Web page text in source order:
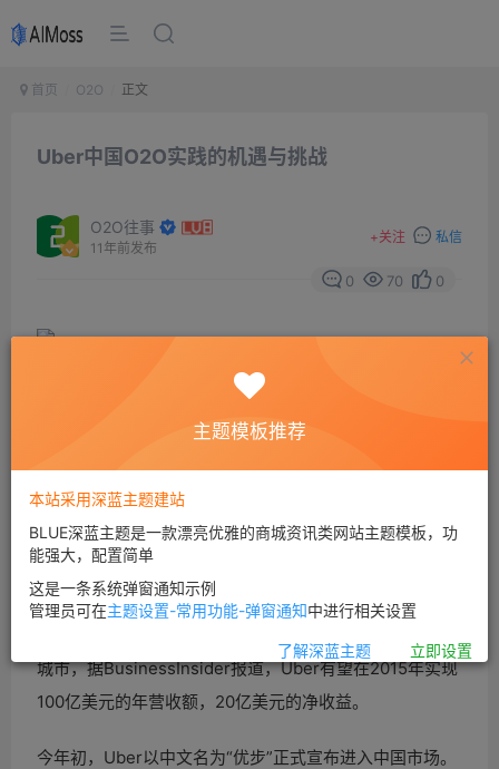
首页 O2O 正文
Uber中国O2O实践的机遇与挑战
O2O往事
11年前发布
+关注 私信
0 70 0
作为分享经济及移动互联网时代
成立于2009年的移动租车应用Uber近期传出已经接近完
成新一轮10亿美元以上的融资，估值或将达到350亿至
400亿美元左右新高，这将比它在今年6月份融资时的170
亿美元市值高一倍，并且将创下美国初创科技企业直接融
资额度的记录。而已经上市的Twitter目前市值仅为216亿
美元左右，还未上市的Uber估值已经达到其市值的1.5倍
城市，据BusinessInsider报道，Uber有望在2015年实现
100亿美元的年营收额，20亿美元的净收益。
今年初，Uber以中文名为“优步”正式宣布进入中国市场。
主题模板推荐
本站采用深蓝主题建站
BLUE深蓝主题是一款漂亮优雅的商城资讯类网站主题模板，功
能强大，配置简单
这是一条系统弹窗通知示例
管理员可在主题设置-常用功能-弹窗通知中进行相关设置
了解深蓝主题 立即设置